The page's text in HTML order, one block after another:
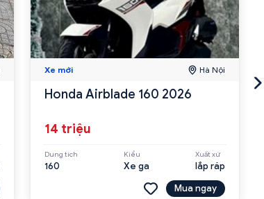
Xe mới Hà Nội
Honda Airblade 160 2026
14 triệu
Dung tích
160
Kiểu
Xe ga
Xuất xứ
lắp ráp
Mua ngay